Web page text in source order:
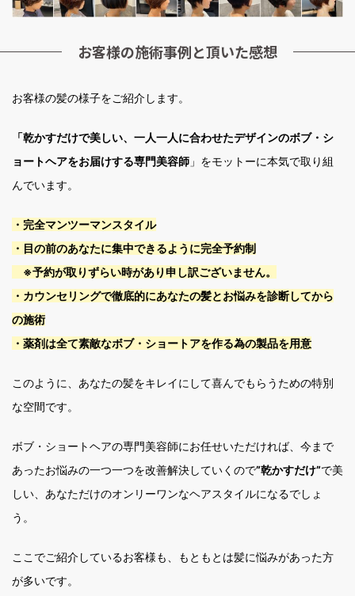
お客様の施術事例と頂いた感想
お客様の髪の様子をご紹介します。
「乾かすだけで美しい、一人一人に合わせたデザインのボブ・シ
ョートヘアをお届けする専門美容師 」をモットーに本気で取り組
んでいます。
・完全マンツーマンスタイル
・目の前のあなたに集中できるように完全予約制
※予約が取りずらい時があり申し訳ございません。
・カウンセリングで徹底的にあなたの髪とお悩みを診断してから
の施術
・薬剤は全て素敵なボブ・ショートアを作る為の製品を用意
このように、あなたの髪をキレイにして喜んでもらうための特別
な空間です。
ボブ・ショートヘアの専門美容師にお任せいただければ、今まで
あったお悩みの一つ一つを改善解決していくので”乾かすだけ”で美
しい、あなただけのオンリーワンなヘアスタイルになるでしょ
う。
ここでご紹介しているお客様も、もともとは髪に悩みがあった方
が多いです。